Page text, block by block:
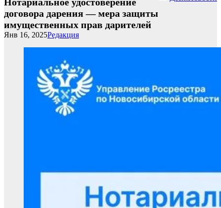
договора дарения — мера защиты
имущественных прав дарителей
Редакция
Янв 16, 2025